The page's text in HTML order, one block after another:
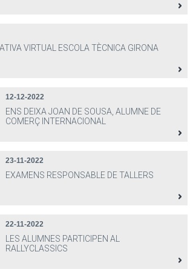
VIRTUAL ESCOLA TÈCNICA GIRONA
12-12-2022
ENS DEIXA JOAN DE SOUSA, ALUMNE DE
COMERÇ INTERNACIONAL
23-11-2022
EXAMENS RESPONSABLE DE TALLERS
22-11-2022
LES ALUMNES PARTICIPEN AL
RALLYCLASSICS